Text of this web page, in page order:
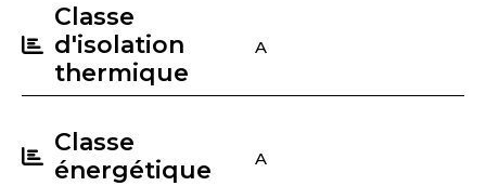
Classe
d'isolation
thermique
A
Classe
énergétique
A